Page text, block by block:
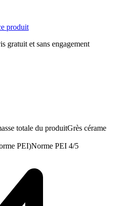
produit
gratuit et sans engagement
totale du produitGrès cérame
PEI)Norme PEI 4/5